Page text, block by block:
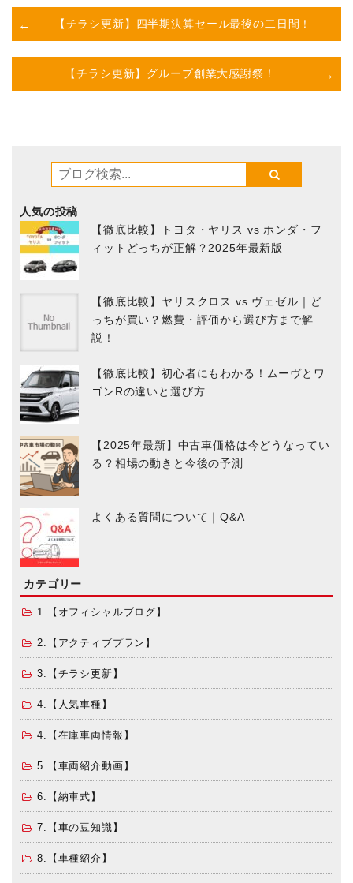
【チラシ更新】四半期決算セール最後の二日間！
【チラシ更新】グループ創業大感謝祭！
人気の投稿
【徹底比較】トヨタ・ヤリス vs ホンダ・フ
ィットどっちが正解？2025年最新版
【徹底比較】ヤリスクロス vs ヴェゼル｜ど
っちが買い？燃費・評価から選び方まで解
説！
【徹底比較】初心者にもわかる！ムーヴとワ
ゴンRの違いと選び方
【2025年最新】中古車価格は今どうなってい
る？相場の動きと今後の予測
よくある質問について｜Q&A
カテゴリー
1.【オフィシャルブログ】
2.【アクティブプラン】
3.【チラシ更新】
4.【人気車種】
4.【在庫車両情報】
5.【車両紹介動画】
6.【納車式】
7.【車の豆知識】
8.【車種紹介】